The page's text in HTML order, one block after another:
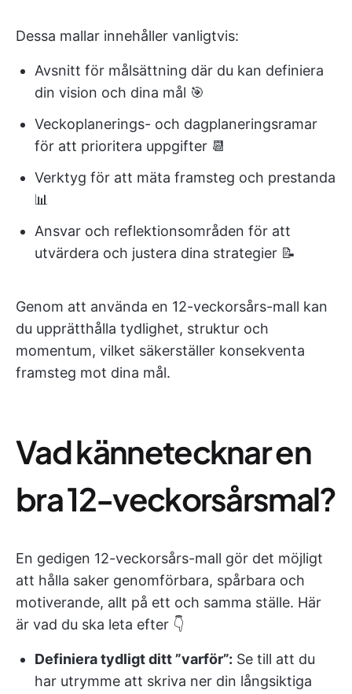
Dessa mallar innehåller vanligtvis:
Avsnitt för målsättning där du kan definiera
din vision och dina mål 🎯
Veckoplanerings- och dagplaneringsramar
för att prioritera uppgifter 📆
Verktyg för att mäta framsteg och prestanda
📊
Ansvar och reflektionsområden för att
utvärdera och justera dina strategier 📝​
Genom att använda en 12-veckorsårs-mall kan
du upprätthålla tydlighet, struktur och
momentum, vilket säkerställer konsekventa
framsteg mot dina mål.
Vad kännetecknar en
bra 12-veckorsårsmal?
En gedigen 12-veckorsårs-mall gör det möjligt
att hålla saker genomförbara, spårbara och
motiverande, allt på ett och samma ställe. Här
är vad du ska leta efter 👇
Definiera tydligt ditt ”varför”: Se till att du
har utrymme att skriva ner din långsiktiga